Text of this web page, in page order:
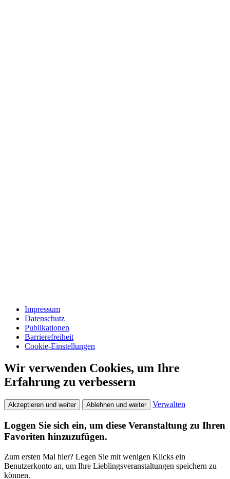
Impressum
Datenschutz
Publikationen
Barrierefreiheit
Cookie-Einstellungen
Wir verwenden Cookies, um Ihre
Erfahrung zu verbessern
Akzeptieren und weiter Ablehnen und weiter Verwalten
Loggen Sie sich ein, um diese Veranstaltung zu Ihren
Favoriten hinzuzufügen.
Zum ersten Mal hier? Legen Sie mit wenigen Klicks ein
Benutzerkonto an, um Ihre Lieblingsveranstaltungen speichern zu
können.